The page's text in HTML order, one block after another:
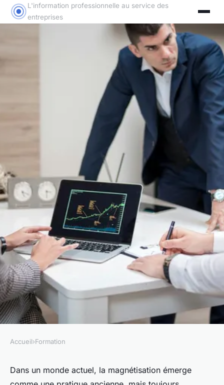
L'information professionnelle au service des
entreprises
Le monde de la magnétisation
Accueil›Formation
Dans un monde actuel, la magnétisation émerge